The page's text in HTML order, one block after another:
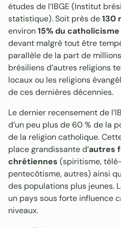
études de l’IBGE (Institut
statistique). Soit près de130
environ15% du
devant malgré tout être
parallèle de la part de
brésiliens d’autres religions
locaux ou les religions
de ces dernières décennies.
Le dernier recensement de
d’un peu plus de 60 % de la
de la religion catholique.
place grandissante d’autres
chrétiennes (spiritisme,
pentecôtisme, autres) ainsi
des populations plus jeunes.
un pays sous forte influence
niveaux.